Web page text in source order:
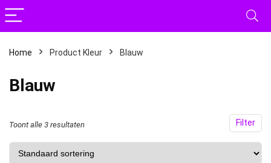
Home Product Kleur Blauw
Blauw
Filter
Toont alle 3 resultaten